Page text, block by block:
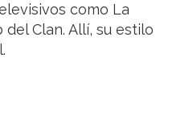
como La
Clan. Allí, su estilo